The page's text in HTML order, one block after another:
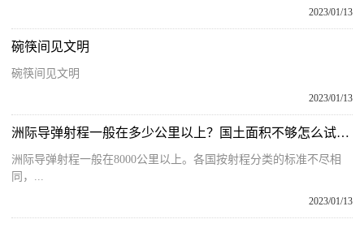
2023/01/13
碗筷间见文明
碗筷间见文明
2023/01/13
洲际导弹射程一般在多少公里以上？国土面积不够怎么试射的？洲际导弹的射程
洲际导弹射程一般在8000公里以上。各国按射程分类的标准不尽相
同，...
2023/01/13